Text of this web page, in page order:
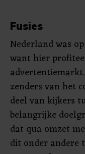
Fusies
Nederland was
want hier
zenders van het
deel van kijkers
belangrijke
dat qua omzet
dit onder andere